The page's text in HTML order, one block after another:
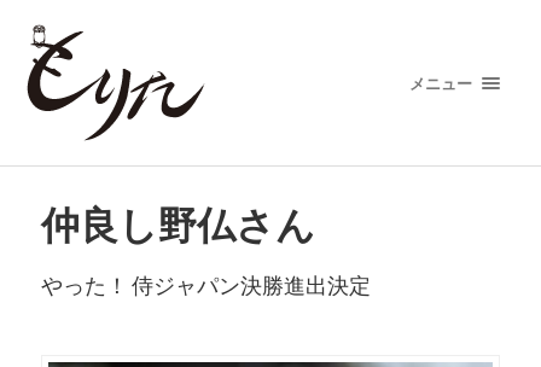
メニュー
仲良し野仏さん
やった！ 侍ジャパン決勝進出決定